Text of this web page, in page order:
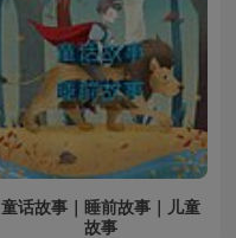
童话故事｜睡前故事｜儿童
故事